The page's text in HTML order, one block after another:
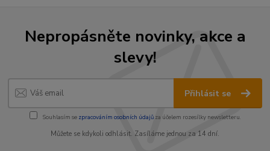
Nepropásněte novinky, akce a
slevy!
Přihlásit se
Souhlasím se zpracováním osobních údajůza účelem rozesílky newsletteru.
Můžete se kdykoli odhlásit. Zasíláme jednou za 14 dní.